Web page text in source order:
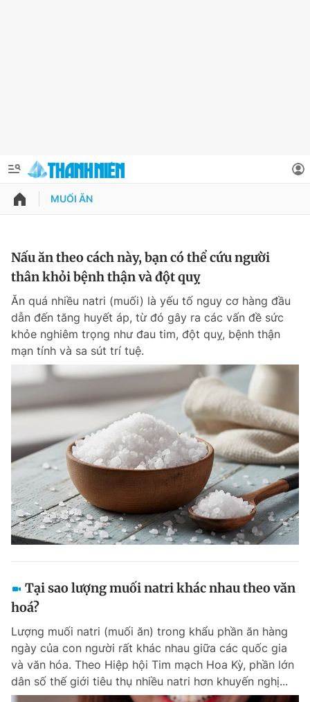
QUẢNG CÁO
Chuyên mục
Chuyên mục khác
Chào ngày mới
Tin thị trường Tin 360
Video Magazine
Sản phẩm khác
Tiện ích Bạn cần biết
Đọc Thanh Niên trên điện thoại
Thông tin tài khoản
Đổi mật khẩu
Tin đã lưu
Tin đã xem
Đăng xuất
MUỐI ĂN
Nấu ăn theo cách này, bạn có thể cứu người
thân khỏi bệnh thận và đột quỵ
Ăn quá nhiều natri (muối) là yếu tố nguy cơ hàng đầu
dẫn đến tăng huyết áp, từ đó gây ra các vấn đề sức
khỏe nghiêm trọng như đau tim, đột quỵ, bệnh thận
mạn tính và sa sút trí tuệ.
Tại sao lượng muối natri khác nhau theo văn
hoá?
Lượng muối natri (muối ăn) trong khẩu phần ăn hàng
ngày của con người rất khác nhau giữa các quốc gia
và văn hóa. Theo Hiệp hội Tim mạch Hoa Kỳ, phần lớn
dân số thế giới tiêu thụ nhiều natri hơn khuyến nghị...